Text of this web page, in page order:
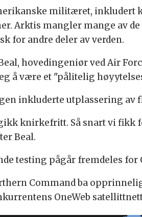
militæret, inkludert
Arktis mangler mange av
for andre deler av verden.
hovedingeniør ved Air
å være et "pålitelig
inkluderte utplassering av
knirkefritt. Så snart vi fikk
Beal.
testing pågår fremdeles for
Command ba
OneWeb